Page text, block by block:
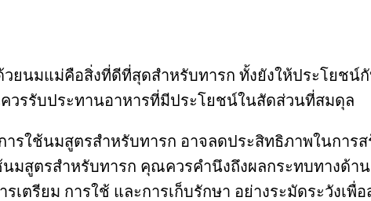
ยนมแม่คือสิ่งที่ดีที่สุดสำหรับทารก ทั้งยังให้ประโยชน์
วรรับประทานอาหารที่มีประโยชน์ในสัดส่วนที่สมดุล
รใช้นมสูตรสำหรับทารก อาจลดประสิทธิภาพในการ
สูตรสำหรับทารก คุณควรคำนึงถึงผลกระทบทางด้า
รียม การใช้ และการเก็บรักษา อย่างระมัดระวังเพื่